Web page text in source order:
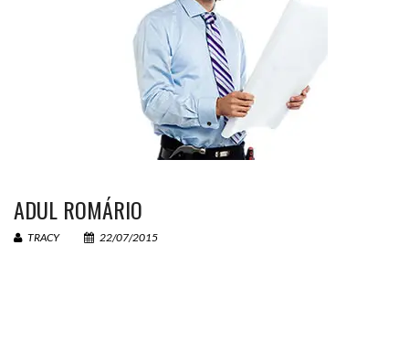
Seu email (obrigatório)
ADUL ROMÁRIO
TRACY 22/07/2015